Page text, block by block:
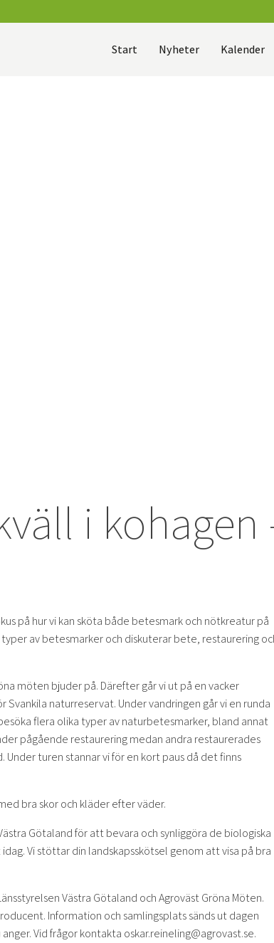
Start Nyheter Kalender
i kohagen
på hur vi kan sköta både betesmark och nötkreatur på
av betesmarker och diskuterar bete, restaurering
möten bjuder på. Därefter går vi ut på en vacker
naturreservat. Under vandringen går vi en runda
flera olika typer av naturbetesmarker, bland annat
pågående restaurering medan andra restaurerades
turen stannar vi för en kort paus då det finns
bra skor och kläder efter väder.
Götaland för att bevara och synliggöra de biologiska
Vi stöttar din landskapsskötsel genom att visa på bra
Västra Götaland och Agroväst Gröna Möten.
Information och samlingsplats sänds ut dagen
Vid frågor kontakta oskar.reineling@agrovast.se.